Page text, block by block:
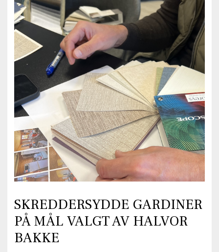
SKREDDERSYDDE GARDINER
PÅ MÅL VALGT AV HALVOR
BAKKE